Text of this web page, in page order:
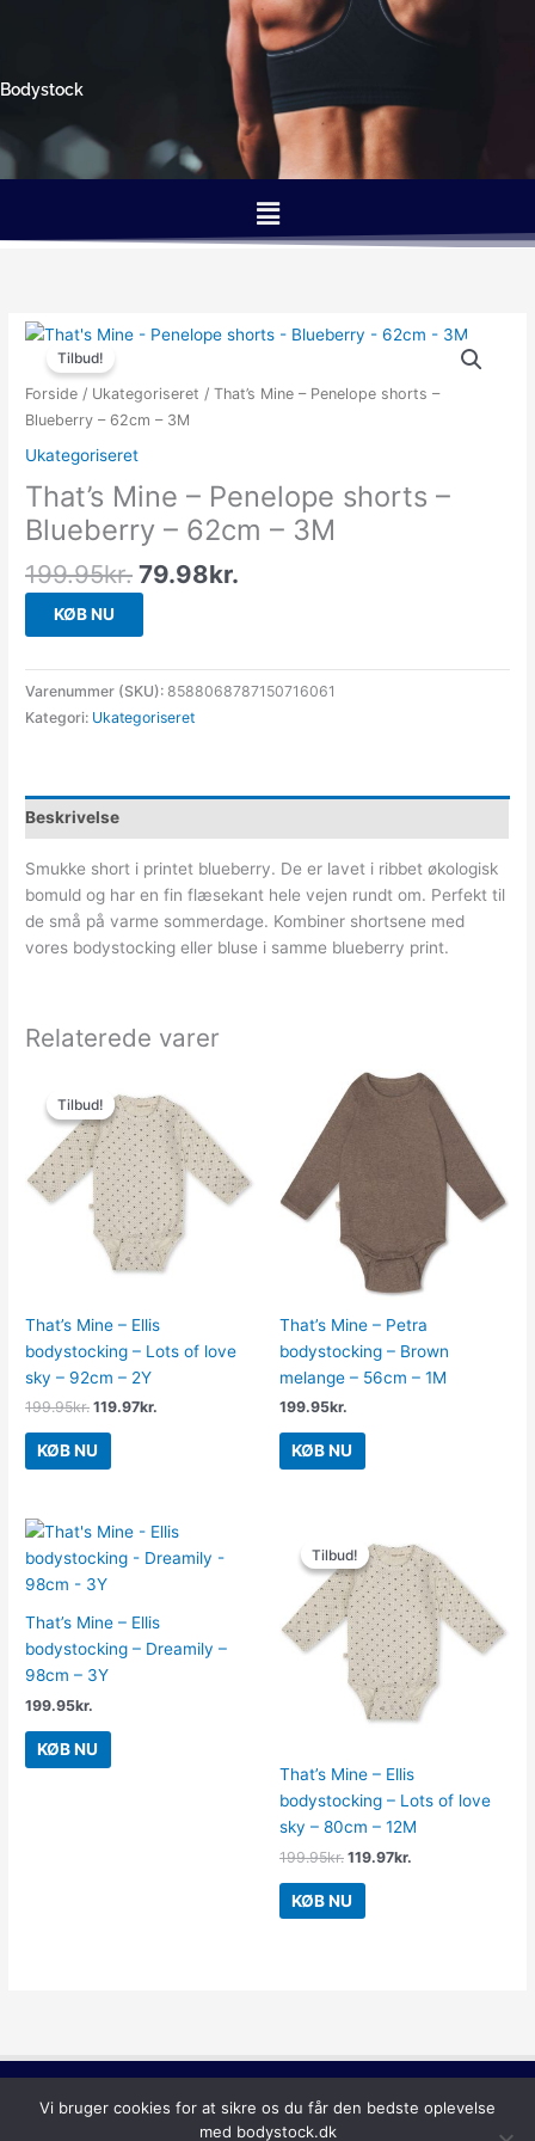
Bodystock
Menu
Tilbud!
Forside / Ukategoriseret / That’s Mine – Penelope shorts –
Blueberry – 62cm – 3M
Ukategoriseret
That’s Mine – Penelope shorts –
Blueberry – 62cm – 3M
199.95kr.
Den
pris
var:
79.98kr.
Den
pris
KØB NU
Varenummer (SKU):8588068787150716061
Kategori: Ukategoriseret
Beskrivelse
Smukke short i printet blueberry. De er lavet i ribbet økologisk
bomuld og har en fin flæsekant hele vejen rundt om. Perfekt til
de små på varme sommerdage. Kombiner shortsene med
vores bodystocking eller bluse i samme blueberry print.
Relaterede varer
Tilbud!
Tilbud!
That’s Mine – Ellis
bodystocking – Lots of love
sky – 92cm – 2Y
199.95kr.
oprindelige
pris
var:
199.95kr..
119.97kr.
aktuelle
pris
er:
119.97kr..
KØB NU
That’s Mine – Petra
bodystocking – Brown
melange – 56cm – 1M
199.95kr.
KØB NU
That’s Mine – Ellis
bodystocking – Dreamily –
98cm – 3Y
199.95kr.
KØB NU
Tilbud!
Tilbud!
That’s Mine – Ellis
bodystocking – Lots of love
sky – 80cm – 12M
199.95kr.
oprindelige
pris
var:
199.95kr..
119.97kr.
aktuelle
pris
er:
119.97kr..
KØB NU
Copyright © 2026 Bodystock
Vi bruger cookies for at sikre os du får den bedste oplevelse
med bodystock.dk